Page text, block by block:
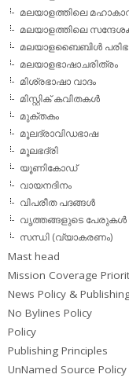
മലയാളത്തിലെ
മലയാളത്തിലെ
മലയാളബൈബിള്‍
മലയാളഭാഷാചരിത്രം
മിശ്രഭാഷാ വാദം
മിസ്റ്റിക് കവിതകള്‍
മുക്തകം
മൂലദ്രാവിഡഭാഷ
മൂലഭദ്രി
യൂണികോഡ്
വായനദിനം
വിപരീത പദങ്ങള്‍
വൃത്തങ്ങളുടെ പേരുകള്‍
സന്ധി (വ്യാകരണം)
Mast head
Mission Coverage
News Policy &
No Bylines Policy
Policy
Publishing Principles
UnNamed Source Policy